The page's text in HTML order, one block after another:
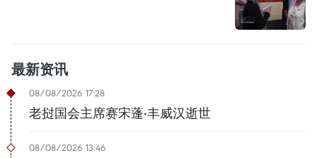
最新资讯
08/08/2026 17:28
老挝国会主席赛宋蓬·丰威汉逝世
08/08/2026 13:46